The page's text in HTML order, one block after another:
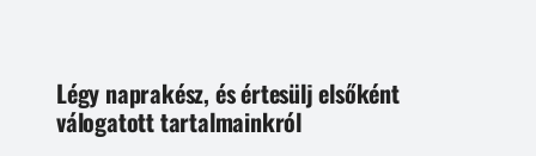
Légy naprakész, és értesülj elsőként
válogatott tartalmainkról